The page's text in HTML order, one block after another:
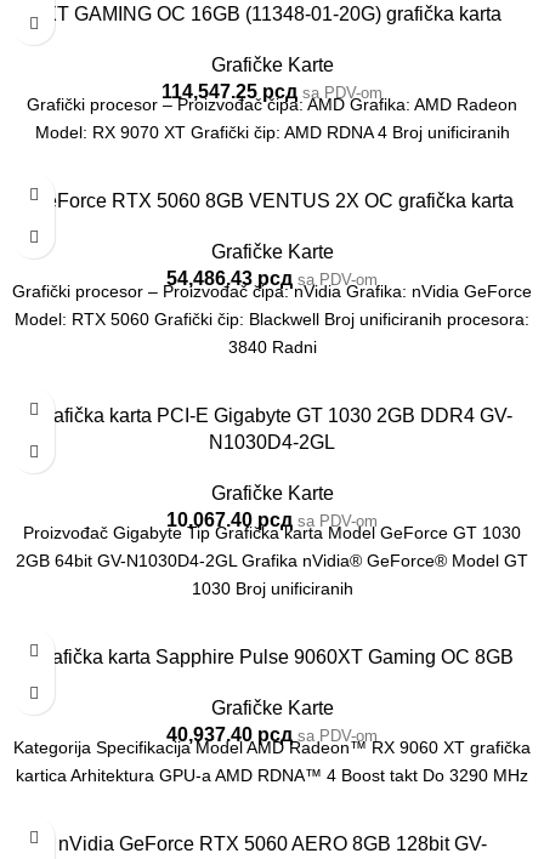
XT GAMING OC 16GB (11348-01-20G) grafička karta
Grafičke Karte
114,547.25 рсд sa PDV-om
Grafički procesor – Proizvođač čipa: AMD Grafika: AMD Radeon
Model: RX 9070 XT Grafički čip: AMD RDNA 4 Broj unificiranih
GeForce RTX 5060 8GB VENTUS 2X OC grafička karta
Grafičke Karte
54,486.43 рсд sa PDV-om
Grafički procesor – Proizvođač čipa: nVidia Grafika: nVidia GeForce
Model: RTX 5060 Grafički čip: Blackwell Broj unificiranih procesora:
3840 Radni
Grafička karta PCI-E Gigabyte GT 1030 2GB DDR4 GV-
N1030D4-2GL
Grafičke Karte
10,067.40 рсд sa PDV-om
Proizvođač Gigabyte Tip Grafička karta Model GeForce GT 1030
2GB 64bit GV-N1030D4-2GL Grafika nVidia® GeForce® Model GT
1030 Broj unificiranih
Grafička karta Sapphire Pulse 9060XT Gaming OC 8GB
Grafičke Karte
40,937.40 рсд sa PDV-om
Kategorija Specifikacija Model AMD Radeon™ RX 9060 XT grafička
kartica Arhitektura GPU-a AMD RDNA™ 4 Boost takt Do 3290 MHz
nVidia GeForce RTX 5060 AERO 8GB 128bit GV-